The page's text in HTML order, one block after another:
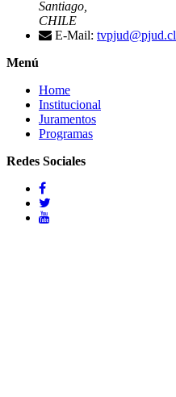
Santiago,
CHILE
E-Mail: tvpjud@pjud.cl
Menú
Home
Institucional
Juramentos
Programas
Redes Sociales